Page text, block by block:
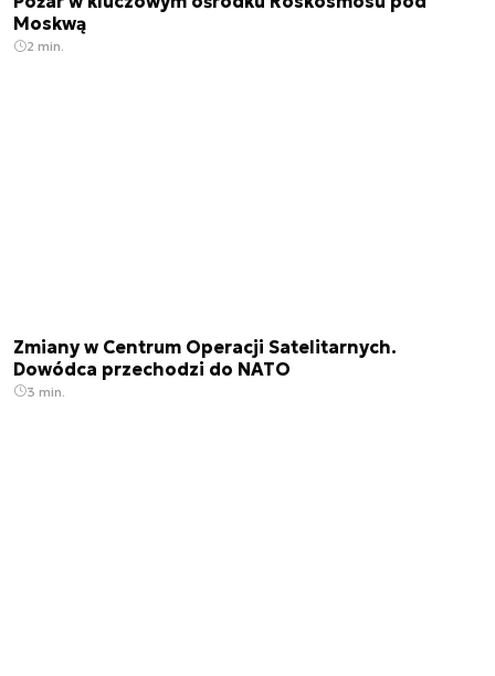
Moskwą
2 min.
Zmiany w Centrum Operacji Satelitarnych.
Dowódca przechodzi do NATO
3 min.